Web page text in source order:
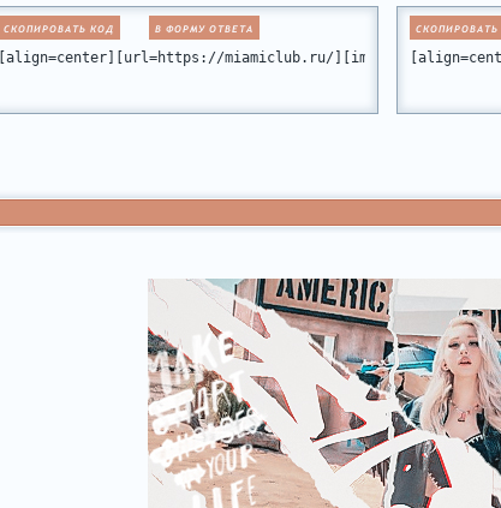
СКОПИРОВАТЬ КОД В ФОРМУ ОТВЕТА
[align=center][url=https://miamiclub.ru/][img]https://